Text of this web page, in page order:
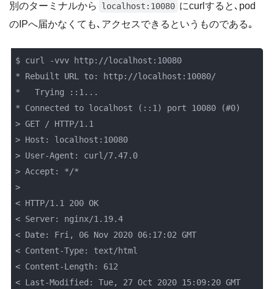
別のターミナルから localhost:10080 にcurlすると､pod
のIPへ届かなくても､アクセスできるというものである｡
$ curl -vvv http://localhost:10080
* Rebuilt URL to: http://localhost:10080/
*   Trying ::1...
* Connected to localhost (::1) port 10080 (#0)
> GET / HTTP/1.1
> Host: localhost:10080
> User-Agent: curl/7.47.0
> Accept: */*
>
< HTTP/1.1 200 OK
< Server: nginx/1.19.4
< Date: Fri, 06 Nov 2020 06:17:02 GMT
< Content-Type: text/html
< Content-Length: 612
< Last-Modified: Tue, 27 Oct 2020 15:09:20 GMT